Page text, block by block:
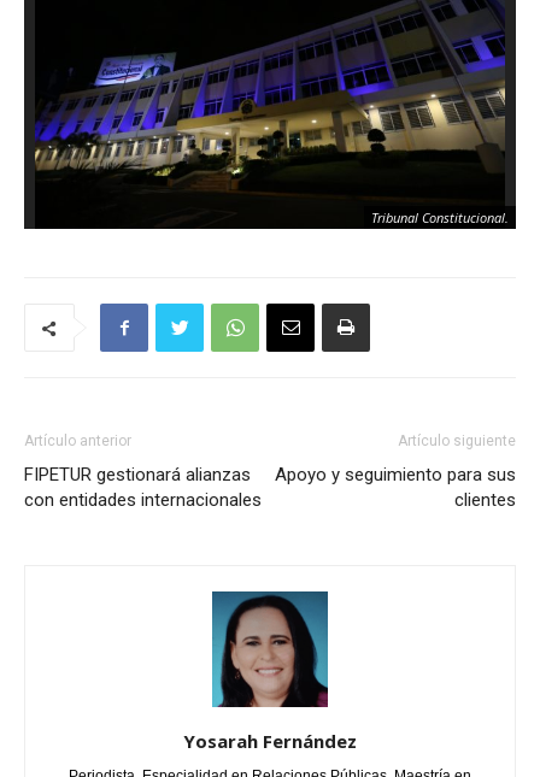
Tribunal Constitucional.
Artículo anterior
FIPETUR gestionará alianzas
con entidades internacionales
Artículo siguiente
Apoyo y seguimiento para sus
clientes
Yosarah Fernández